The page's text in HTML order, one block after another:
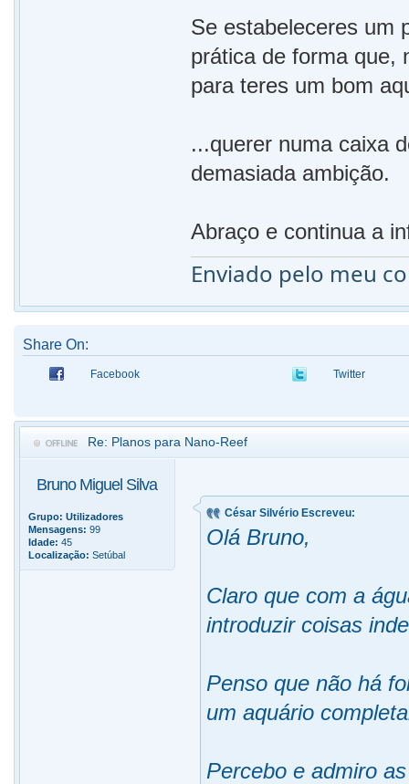
Se estabeleceres um
prática de forma que,
para teres um bom
...querer numa caixa
demasiada ambição.
Abraço e continua a
Enviado pelo meu
Share On:
Facebook Twitter
Re: Planos para Nano-Reef
Bruno Miguel Silva
Grupo: Utilizadores
Mensagens: 99
Idade: 45
Localização: Setúbal
César Silvério Escreveu:
Olá Bruno,
Claro que com a
introduzir coisas
Penso que não há
um aquário
Percebo e admiro